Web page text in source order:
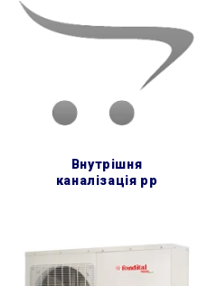
внутрішня
каналізація pp